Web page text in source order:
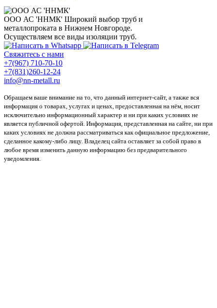
ООО АС 'ННМК' Широкий выбор труб и
металлопроката в Нижнем Новгороде.
Осуществляем все виды изоляции труб.
Свяжитесь с нами
+7(967) 710-70-10
+7(831)260-12-24
info@nn-metall.ru
Обращаем ваше внимание на то, что данный интернет-сайт, а также вся
информация о товарах, услугах и ценах, предоставленная на нём, носит
исключительно информационный характер и ни при каких условиях не
является публичной офертой. Информация, представленная на сайте, ни при
каких условиях не должна рассматриваться как официальное предложение,
сделанное какому-либо лицу. Владелец сайта оставляет за собой право в
любое время изменить данную информацию без предварительного
уведомления.